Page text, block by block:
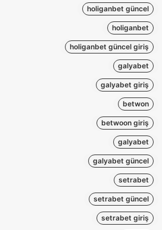
holiganbet güncel
holiganbet
holiganbet güncel giriş
galyabet
galyabet giriş
betwon
betwoon giriş
galyabet
galyabet güncel
setrabet
setrabet güncel
setrabet giriş